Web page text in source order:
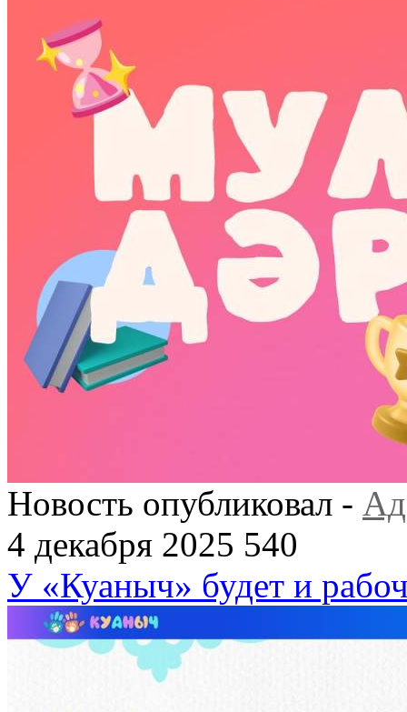
Новость опубликовал -
4 декабря 2025 540
У «Куаныч» будет и